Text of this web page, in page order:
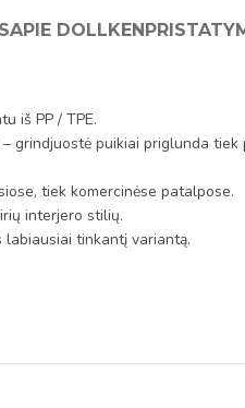
APIE DOLLKEN
iš PP / TPE.
grindjuostė puikiai priglunda
tiek komercinėse patalpose.
interjero stilių.
labiausiai tinkantį variantą.